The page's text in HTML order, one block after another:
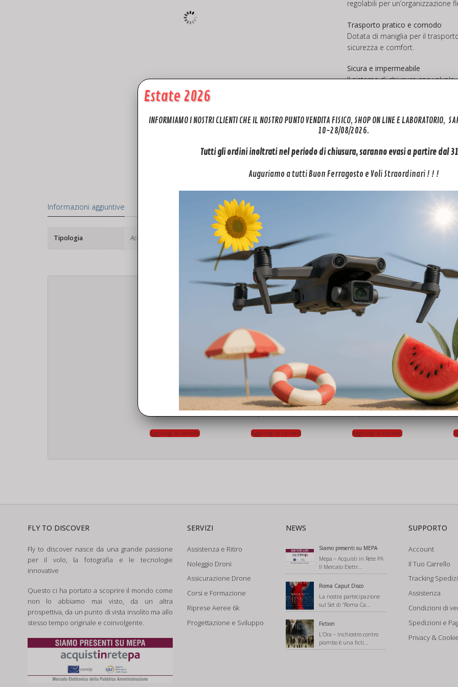
regolabili per un’organizzazione
Trasporto pratico e comodo
Dotata di maniglia per il
sicurezza e comfort.
Sicura e impermeabile
Il sistema di chiusura con
Informazioni aggiuntive
Tipologia Accessori
Prodotti correlati
Borsa da trasporto DJI Mini 4 Pro Combo RC2
Aggiungi al carrello
ACCESSORI
Arco da gara pieghevole di 60 cm di diametro per DJI Avata/DJI FPV (confezione da 5 pezzi)
Aggiungi al carrello
ACCESSORI
Sistema di sgancio aereo per DJI Mini 3/Mini 3 Pro/Mini 4K/Mini 2/Mini 2 SE
Aggiungi al carrello
FLY TO DISCOVER
Fly to discover nasce da una grande passione
per il volo, la fotografia e le tecnologie
innovative
Questo ci ha portato a scoprire il mondo come
non lo abbiamo mai visto, da un altra
prospettiva, da un punto di vista insolito ma allo
stesso tempo originale e coinvolgente.
SERVIZI
Assistenza e Ritiro
Noleggio Droni
Assicurazione Drone
Corsi e Formazione
Riprese Aeree 6k
Progettazione e Sviluppo
NEWS
Siamo presenti su MEPA
Mepa – Acquisti in Rete PA
Il Mercato Elettr...
Roma Caput Disco
La nostra partecipazione
sul Set di “Roma Ca...
Fiction
L’Ora – Inchiostro contro
piombo è una ficti...
SUPPORTO
Account
Il Tuo Carrello
Tracking
Assistenza
Condizioni di
Spedizioni e
Privacy &
Estate 2026
INFORMIAMO I NOSTRI CLIENTI CHE IL NOSTRO PUNTO VENDITA FISICO, SHOP ON LINE E LABORATORIO,
10-28/08/2026.
Tutti gli ordini inoltrati nel periodo di chiusura, saranno evasi a partire dal
Auguriamo a tutti Buon Ferragosto e Voli Straordinari ! ! !